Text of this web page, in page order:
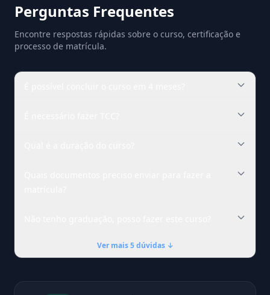
Perguntas Frequentes
Encontre respostas rápidas sobre o curso, certificação e
processo de matrícula.
Ver mais 5 dúvidas ↓